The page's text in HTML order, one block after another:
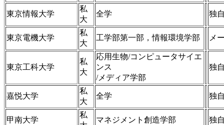
東京情報大学
私
大
全学 独
東京電機大学
私
大
工学部第一部，情報環境学部 メ
東京工科大学
私
大
応用生物/コンピュータサイエ
ンス
/メディア学部
独
嘉悦大学
私
大
全学 独
甲南大学
私
マネジメント創造学部 独